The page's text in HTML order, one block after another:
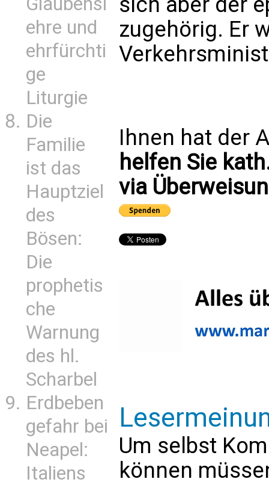
ehre und
ehrfürchti
ge
Liturgie
Die
Familie
ist das
Hauptziel
des
Bösen:
Die
prophetis
che
Warnung
des hl.
Scharbel
Erdbeben
gefahr bei
Neapel:
Italiens
zugehörig. Er
Ihnen hat der
helfen Sie
via
Um selbst
können